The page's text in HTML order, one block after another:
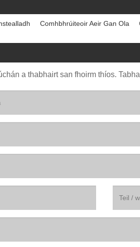
Comhbhrúiteoir Aeir Gan Ola
a thabhairt san fhoirm thíos.